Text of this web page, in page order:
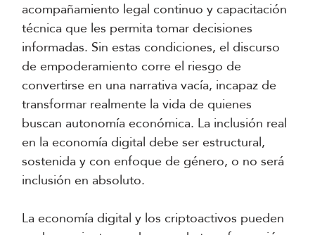
acompañamiento legal continuo y capacitación
técnica que les permita tomar decisiones
informadas. Sin estas condiciones, el discurso
de empoderamiento corre el riesgo de
convertirse en una narrativa vacía, incapaz de
transformar realmente la vida de quienes
buscan autonomía económica. La inclusión real
en la economía digital debe ser estructural,
sostenida y con enfoque de género, o no será
inclusión en absoluto.
La economía digital y los criptoactivos pueden